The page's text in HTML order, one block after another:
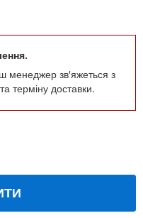
менеджер зв'яжеться з
терміну доставки.